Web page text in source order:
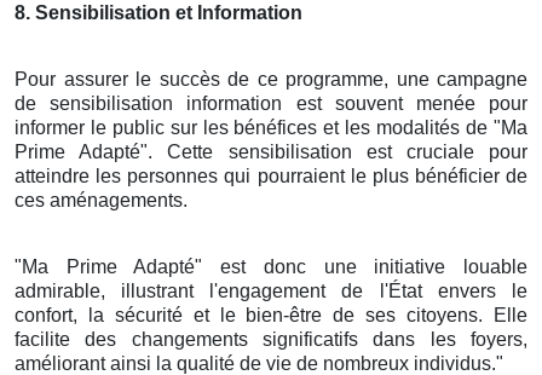
8. Sensibilisation et Information
Pour assurer le succès de ce programme, une campagne
de sensibilisation information est souvent menée pour
informer le public sur les bénéfices et les modalités de "Ma
Prime Adapté". Cette sensibilisation est cruciale pour
atteindre les personnes qui pourraient le plus bénéficier de
ces aménagements.
"Ma Prime Adapté" est donc une initiative louable
admirable, illustrant l'engagement de l'État envers le
confort, la sécurité et le bien-être de ses citoyens. Elle
facilite des changements significatifs dans les foyers,
améliorant ainsi la qualité de vie de nombreux individus."